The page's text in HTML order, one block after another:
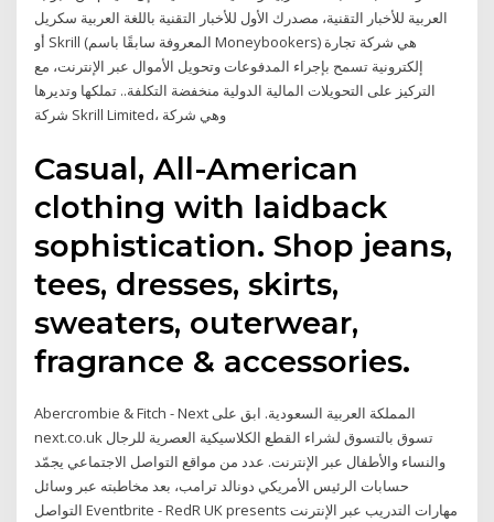
العربية للأخبار التقنية، مصدرك الأول للأخبار التقنية باللغة العربية سكريل
أو Skrill (المعروفة سابقًا باسم Moneybookers) هي شركة تجارة
إلكترونية تسمح بإجراء المدفوعات وتحويل الأموال عبر الإنترنت، مع
التركيز على التحويلات المالية الدولية منخفضة التكلفة.. تملكها وتديرها
شركة Skrill Limited، وهي شركة
Casual, All-American
clothing with laidback
sophistication. Shop jeans,
tees, dresses, skirts,
sweaters, outerwear,
fragrance & accessories.
Abercrombie & Fitch - Next المملكة العربية السعودية. ابق على
next.co.uk تسوق بالتسوق لشراء القطع الكلاسيكية العصرية للرجال
والنساء والأطفال عبر الإنترنت. عدد من مواقع التواصل الاجتماعي يجمّد
حسابات الرئيس الأمريكي دونالد ترامب، بعد مخاطبته عبر وسائل
التواصل Eventbrite - RedR UK presents مهارات التدريب عبر الإنترنت